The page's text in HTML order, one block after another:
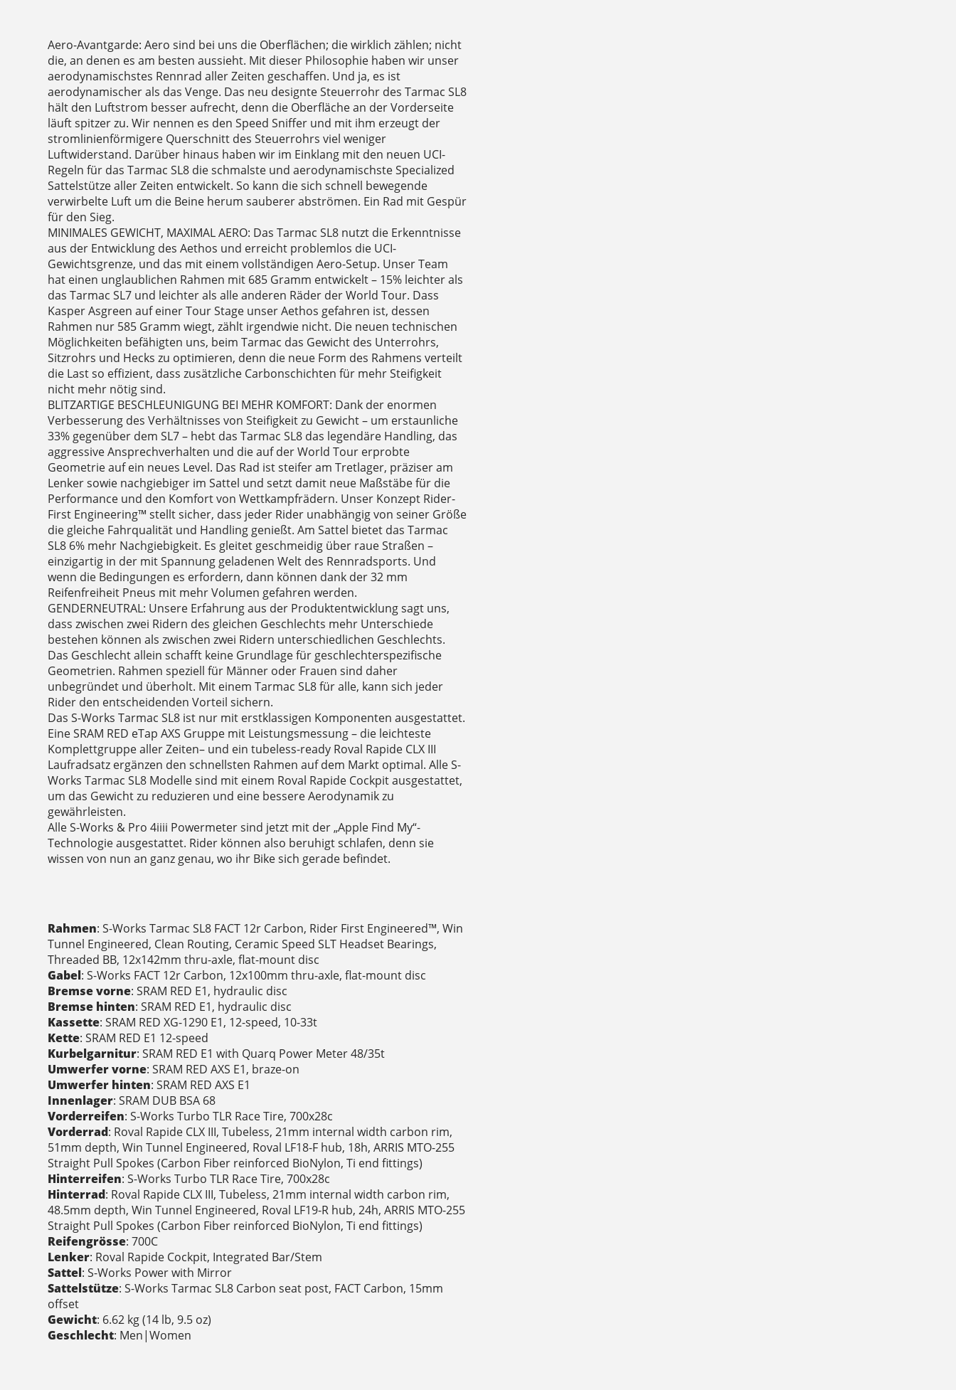
Aero-Avantgarde: Aero sind bei uns die Oberflächen; die wirklich zählen; nicht
die, an denen es am besten aussieht. Mit dieser Philosophie haben wir unser
aerodynamischstes Rennrad aller Zeiten geschaffen. Und ja, es ist
aerodynamischer als das Venge. Das neu designte Steuerrohr des Tarmac SL8
hält den Luftstrom besser aufrecht, denn die Oberfläche an der Vorderseite
läuft spitzer zu. Wir nennen es den Speed Sniffer und mit ihm erzeugt der
stromlinienförmigere Querschnitt des Steuerrohrs viel weniger
Luftwiderstand. Darüber hinaus haben wir im Einklang mit den neuen UCI-
Regeln für das Tarmac SL8 die schmalste und aerodynamischste Specialized
Sattelstütze aller Zeiten entwickelt. So kann die sich schnell bewegende
verwirbelte Luft um die Beine herum sauberer abströmen. Ein Rad mit Gespür
für den Sieg.
MINIMALES GEWICHT, MAXIMAL AERO: Das Tarmac SL8 nutzt die Erkenntnisse
aus der Entwicklung des Aethos und erreicht problemlos die UCI-
Gewichtsgrenze, und das mit einem vollständigen Aero-Setup. Unser Team
hat einen unglaublichen Rahmen mit 685 Gramm entwickelt – 15% leichter als
das Tarmac SL7 und leichter als alle anderen Räder der World Tour. Dass
Kasper Asgreen auf einer Tour Stage unser Aethos gefahren ist, dessen
Rahmen nur 585 Gramm wiegt, zählt irgendwie nicht. Die neuen technischen
Möglichkeiten befähigten uns, beim Tarmac das Gewicht des Unterrohrs,
Sitzrohrs und Hecks zu optimieren, denn die neue Form des Rahmens verteilt
die Last so effizient, dass zusätzliche Carbonschichten für mehr Steifigkeit
nicht mehr nötig sind.
BLITZARTIGE BESCHLEUNIGUNG BEI MEHR KOMFORT: Dank der enormen
Verbesserung des Verhältnisses von Steifigkeit zu Gewicht – um erstaunliche
33% gegenüber dem SL7 – hebt das Tarmac SL8 das legendäre Handling, das
aggressive Ansprechverhalten und die auf der World Tour erprobte
Geometrie auf ein neues Level. Das Rad ist steifer am Tretlager, präziser am
Lenker sowie nachgiebiger im Sattel und setzt damit neue Maßstäbe für die
Performance und den Komfort von Wettkampfrädern. Unser Konzept Rider-
First Engineering™ stellt sicher, dass jeder Rider unabhängig von seiner Größe
die gleiche Fahrqualität und Handling genießt. Am Sattel bietet das Tarmac
SL8 6% mehr Nachgiebigkeit. Es gleitet geschmeidig über raue Straßen –
einzigartig in der mit Spannung geladenen Welt des Rennradsports. Und
wenn die Bedingungen es erfordern, dann können dank der 32 mm
Reifenfreiheit Pneus mit mehr Volumen gefahren werden.
GENDERNEUTRAL: Unsere Erfahrung aus der Produktentwicklung sagt uns,
dass zwischen zwei Ridern des gleichen Geschlechts mehr Unterschiede
bestehen können als zwischen zwei Ridern unterschiedlichen Geschlechts.
Das Geschlecht allein schafft keine Grundlage für geschlechterspezifische
Geometrien. Rahmen speziell für Männer oder Frauen sind daher
unbegründet und überholt. Mit einem Tarmac SL8 für alle, kann sich jeder
Rider den entscheidenden Vorteil sichern.
Das S-Works Tarmac SL8 ist nur mit erstklassigen Komponenten ausgestattet.
Eine SRAM RED eTap AXS Gruppe mit Leistungsmessung – die leichteste
Komplettgruppe aller Zeiten– und ein tubeless-ready Roval Rapide CLX III
Laufradsatz ergänzen den schnellsten Rahmen auf dem Markt optimal. Alle S-
Works Tarmac SL8 Modelle sind mit einem Roval Rapide Cockpit ausgestattet,
um das Gewicht zu reduzieren und eine bessere Aerodynamik zu
gewährleisten.
Alle S-Works & Pro 4iiii Powermeter sind jetzt mit der „Apple Find My“-
Technologie ausgestattet. Rider können also beruhigt schlafen, denn sie
wissen von nun an ganz genau, wo ihr Bike sich gerade befindet.
Rahmen: S-Works Tarmac SL8 FACT 12r Carbon, Rider First Engineered™, Win
Tunnel Engineered, Clean Routing, Ceramic Speed SLT Headset Bearings,
Threaded BB, 12x142mm thru-axle, flat-mount disc
Gabel: S-Works FACT 12r Carbon, 12x100mm thru-axle, flat-mount disc
Bremse vorne: SRAM RED E1, hydraulic disc
Bremse hinten: SRAM RED E1, hydraulic disc
Kassette: SRAM RED XG-1290 E1, 12-speed, 10-33t
Kette: SRAM RED E1 12-speed
Kurbelgarnitur: SRAM RED E1 with Quarq Power Meter 48/35t
Umwerfer vorne: SRAM RED AXS E1, braze-on
Umwerfer hinten: SRAM RED AXS E1
Innenlager: SRAM DUB BSA 68
Vorderreifen: S-Works Turbo TLR Race Tire, 700x28c
Vorderrad: Roval Rapide CLX III, Tubeless, 21mm internal width carbon rim,
51mm depth, Win Tunnel Engineered, Roval LF18-F hub, 18h, ARRIS MTO-255
Straight Pull Spokes (Carbon Fiber reinforced BioNylon, Ti end fittings)
Hinterreifen: S-Works Turbo TLR Race Tire, 700x28c
Hinterrad: Roval Rapide CLX III, Tubeless, 21mm internal width carbon rim,
48.5mm depth, Win Tunnel Engineered, Roval LF19-R hub, 24h, ARRIS MTO-255
Straight Pull Spokes (Carbon Fiber reinforced BioNylon, Ti end fittings)
Reifengrösse: 700C
Lenker: Roval Rapide Cockpit, Integrated Bar/Stem
Sattel: S-Works Power with Mirror
Sattelstütze: S-Works Tarmac SL8 Carbon seat post, FACT Carbon, 15mm
offset
Gewicht: 6.62 kg (14 lb, 9.5 oz)
Geschlecht: Men|Women